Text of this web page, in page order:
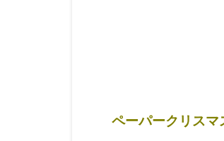
ペーパークリスマ